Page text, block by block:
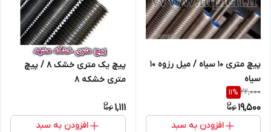
پیچ متری 10 سیاه / میل رزوه 10
سیاه
22,000
11%
19,500
افزودن به سبد
پیچ یک متری خشک 8 / پیچ
متری خشکه 8
1,111
افزودن به سبد